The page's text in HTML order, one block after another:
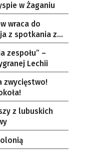
w Żaganiu
wraca do
z spotkania z
u nas!
zespołu” –
Lechii
zwycięstwo!
z lubuskich